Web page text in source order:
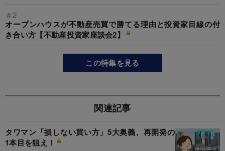
＃2
オープンハウスが不動産売買で勝てる理由と投資家目線の付
き合い方【不動産投資家座談会2】
この特集を見る
関連記事
タワマン「損しない買い方」5大奥義、再開発の
1本目を狙え！